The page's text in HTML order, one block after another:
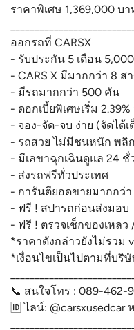
ราคาพิเศษ 1,369,000 บา
ออกรถที่ CARSX
- รับประกัน 5 เดือน
- CARS X มีมากกว่า 8 ส
- มีรถมากกว่า 500 คัน
- ดอกเบี้ยพิเศษเริ่ม
- จอง-จัด-จบ ง่าย (จัดได้เ
- รถสวย ไม่มีชนหนัก พลิ
- มีเลขาฉุกเฉินดูแล 24
- ส่งรถฟรีทั่วประเทศ
- การันตียอดขายมากกว่
- ฟรี ! สปารถก่อนส่งมอบ
- ฟรี ! ตรวจเช็กของเหลว
*ราคาดังกล่าวยังไม่รวม
*เงื่อนไขเป็นไปตามที่บริ
📞 สนใจโทร : 089-462-
🆔 ไลน์: @carsxusedcar